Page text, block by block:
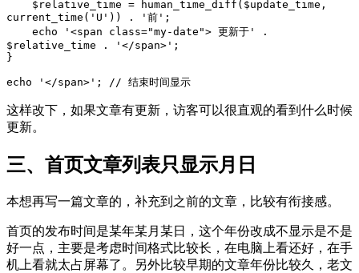
current_time('U')) . '前';
$relative_time . '</span>';
}
echo '</span>'; // 结束时间显示
这样改下，如果文章有更新，访客可以很直观的看到什么时候
更新。
三、首页文章列表只显示月日
本想再写一篇文章的，补充到之前的文章，比较有衔接感。
首页的发布时间是某年某月某日，这个年份改成不显示是不是
好一点，主要是考虑时间格式比较长，在电脑上看还好，在手
机上看就太占屏幕了。另外比较早期的文章年份比较久，老文